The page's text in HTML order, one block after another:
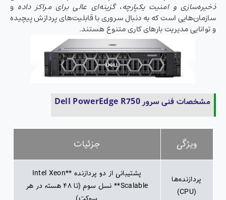
ذخیره‌سازی و امنیت یکپارچه،گزینه‌ای عالی برای مراکز داده و
سازمان‌هایی است که به دنبال سروری با قابلیت‌های پردازش پیچیده
و توانایی مدیریت بارهای کاری متنوع هستند.
مشخصات فنی سرور Dell PowerEdge R750
ویژگی جزئیات
پردازنده‌ها
(CPU)
پشتیبانی از دو پردازنده **Intel Xeon
Scalable** نسل سوم (تا ۴۸ هسته در هر